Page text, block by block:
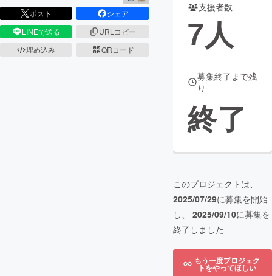
CAMPFIRE for Social Good CAMPFIRE Creation
CAMPFIREふるさと納税
コミュニティ
ポスト
シェア
LINEで送る
URLコピー
埋め込み
QRコード
支援者数
7人
募集終了まで残
り
終了
このプロジェクトは、
2025/07/29に募集を開始
し、 2025/09/10に募集を
終了しました
もう一度プロジェク
トをやってほしい